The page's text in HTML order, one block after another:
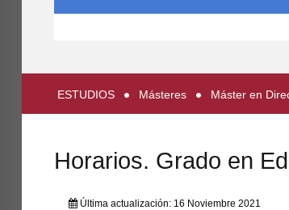
PARTICIPA
ESTUDIOS Másteres Máster en
Horarios. Grado en
Última actualización: 16 Noviembre 2021